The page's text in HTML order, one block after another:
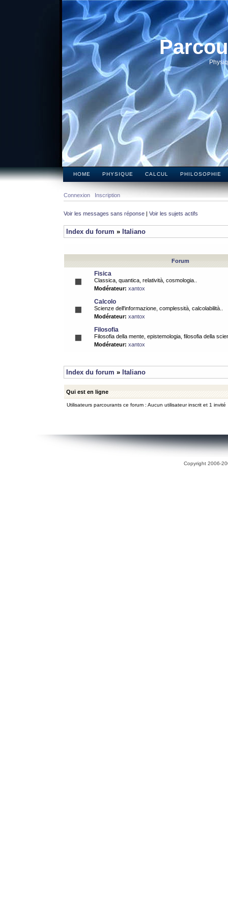
HOME PHYSIQUE CALCUL PHILOSOPHIE
Connexion Inscription
Voir les messages sans réponse | Voir les sujets actifs
Index du forum » Italiano
Forum
Fisica
Classica, quantica, relatività, cosmologia..
Modérateur: xantox
Calcolo
Scienze dell'informazione, complessità, calcolabilità..
Modérateur: xantox
Filosofia
Filosofia della mente, epistemologia, filosofia della
Modérateur: xantox
Index du forum » Italiano
Qui est en ligne
Utilisateurs parcourants ce forum : Aucun utilisateur inscrit et 1 invité
Copyright 2006-